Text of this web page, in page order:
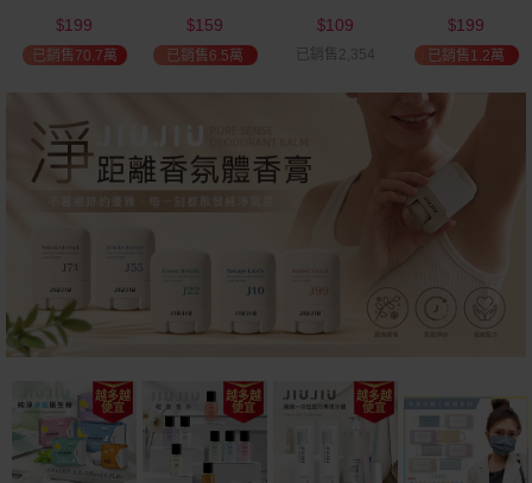
選 全新包裝
$199
已銷售70.7萬
$159
已銷售6.5萬
(600ml)
$109
已銷售2,354
$199
已銷售1.2萬